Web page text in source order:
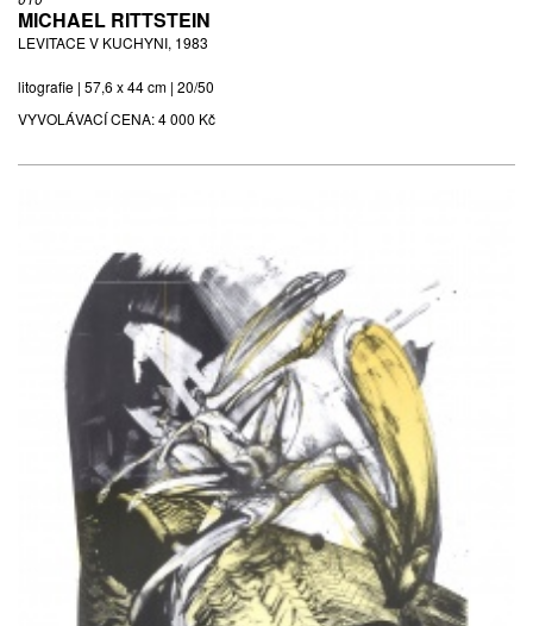
MICHAEL RITTSTEIN
LEVITACE V KUCHYNI, 1983
litografie | 57,6 x 44 cm | 20/50
VYVOLÁVACÍ CENA:4 000 Kč